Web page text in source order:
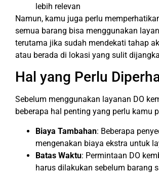
lebih relevan
Namun, kamu juga perlu
semua barang bisa menggunakan
terutama jika sudah mendekati tahap
atau berada di lokasi yang sulit
Hal yang Perlu
Sebelum menggunakan layanan DO
beberapa hal penting yang perlu kamu
Biaya Tambahan: Beberapa
mengenakan biaya ekstra untuk
Batas Waktu: Permintaan DO
harus dilakukan sebelum barang